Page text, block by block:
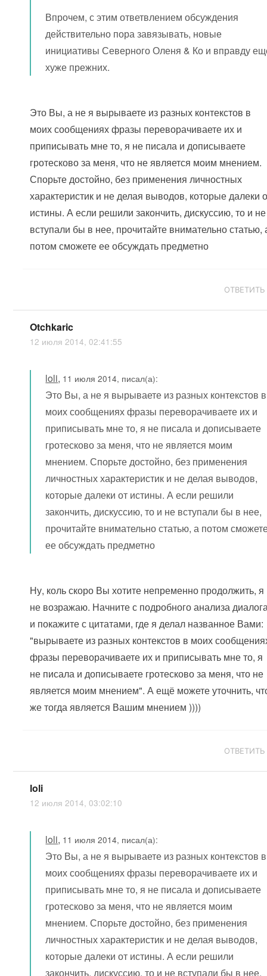
Впрочем, с этим ответвлением обсуждения
действительно пора завязывать, новые
инициативы Северного Оленя & Ко и вправду
хуже прежних.
Это Вы, а не я вырываете из разных контекстов в
моих сообщениях фразы переворачиваете их и
приписывать мне то, я не писала и дописываете
гротесково за меня, что не является моим мнением.
Спорьте достойно, без применения личностных
характеристик и не делая выводов, которые далеки
истины. А если решили закончить, дискуссию, то и не
вступали бы в нее, прочитайте внимательно статью,
потом сможете ее обсуждать предметно
ОТВЕТИТЬ
Otchkaric
12 июля 2014, 02:41:55
loli, 11 июля 2014, писал(а):
Это Вы, а не я вырываете из разных контекстов в
моих сообщениях фразы переворачиваете их и
приписывать мне то, я не писала и дописываете
гротесково за меня, что не является моим
мнением. Спорьте достойно, без применения
личностных характеристик и не делая выводов,
которые далеки от истины. А если решили
закончить, дискуссию, то и не вступали бы в нее,
прочитайте внимательно статью, а потом
ее обсуждать предметно
Ну, коль скоро Вы хотите непременно продолжить, я
не возражаю. Начните с подробного анализа
и покажите с цитатами, где я делал названное Вами:
"вырываете из разных контекстов в моих
фразы переворачиваете их и приписывать мне то, я
не писала и дописываете гротесково за меня, что не
является моим мнением". А ещё можете уточнить,
же тогда является Вашим мнением ))))
ОТВЕТИТЬ
loli
12 июля 2014, 03:02:10
loli, 11 июля 2014, писал(а):
Это Вы, а не я вырываете из разных контекстов в
моих сообщениях фразы переворачиваете их и
приписывать мне то, я не писала и дописываете
гротесково за меня, что не является моим
мнением. Спорьте достойно, без применения
личностных характеристик и не делая выводов,
которые далеки от истины. А если решили
закончить, дискуссию, то и не вступали бы в нее,